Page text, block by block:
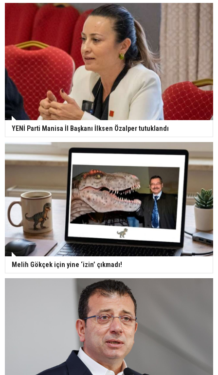
YENİ Parti Manisa İl Başkanı İlksen Özalper tutuklandı
Melih Gökçek için yine ‘izin’ çıkmadı!